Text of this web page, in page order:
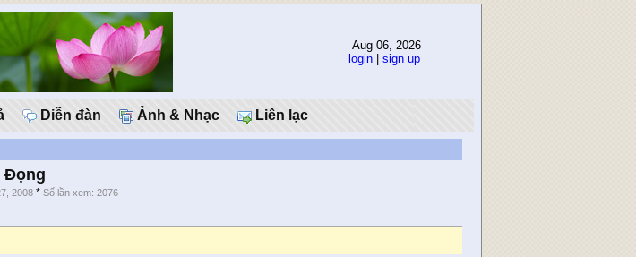
Aug 06, 2026
login
sign up
Diễn đàn Ảnh & Nhạc Liên lạc
Ðọng
2008 *Số lần xem: 2076